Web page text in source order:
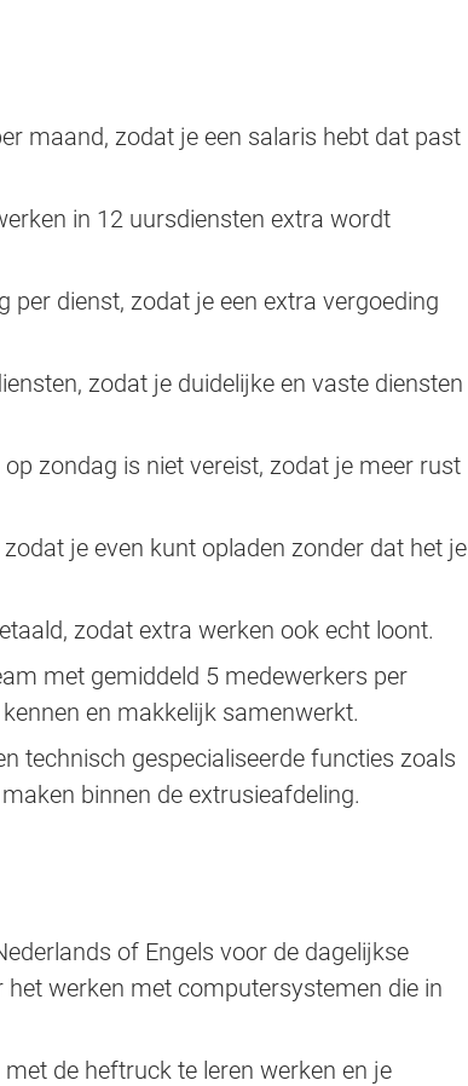
maand, zodat je een salaris hebt dat past
in 12 uursdiensten extra wordt
dienst, zodat je een extra vergoeding
zodat je duidelijke en vaste diensten
zondag is niet vereist, zodat je meer rust
je even kunt opladen zonder dat het je
zodat extra werken ook echt loont.
met gemiddeld 5 medewerkers per
en makkelijk samenwerkt.
technisch gespecialiseerde functies zoals
binnen de extrusieafdeling.
of Engels voor de dagelijkse
werken met computersystemen die in
de heftruck te leren werken en je